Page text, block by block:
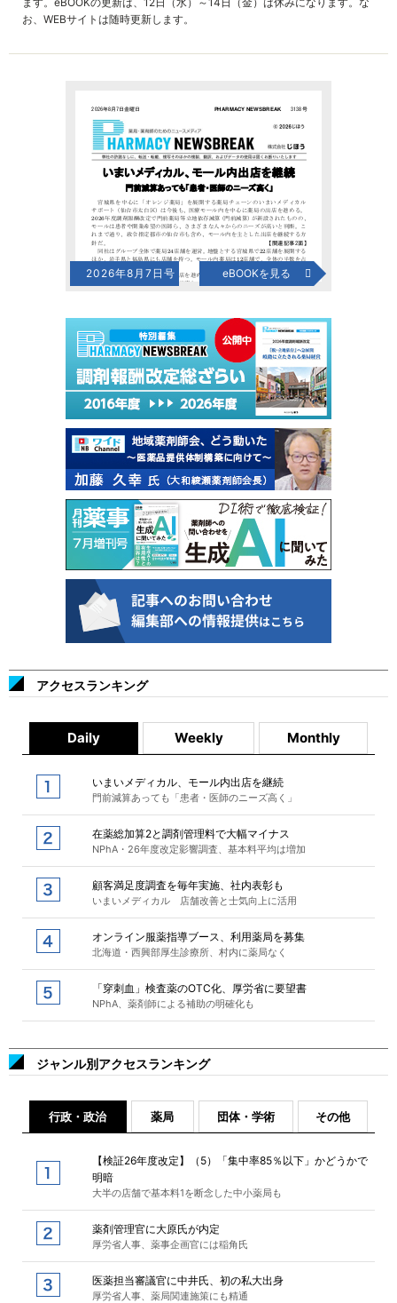
お、WEBサイトは随時更新します。
2026年8月7日号 eBOOKを見る
アクセスランキング
Daily Weekly Monthly
いまいメディカル、モール内出店を継続
門前減算あっても「患者・医師のニーズ高く」
在薬総加算2と調剤管理料で大幅マイナス
NPhA・26年度改定影響調査、基本料平均は増加
顧客満足度調査を毎年実施、社内表彰も
いまいメディカル 店舗改善と士気向上に活用
オンライン服薬指導ブース、利用薬局を募集
北海道・西興部厚生診療所、村内に薬局なく
「穿刺血」検査薬のOTC化、厚労省に要望書
NPhA、薬剤師による補助の明確化も
ジャンル別アクセスランキング
行政・政治 薬局 団体・学術 その他
【検証26年度改定】（5）「集中率85％以下」かどうかで
明暗
大半の店舗で基本料1を断念した中小薬局も
薬剤管理官に大原氏が内定
厚労省人事、薬事企画官には稲角氏
医薬担当審議官に中井氏、初の私大出身
厚労省人事、薬局関連施策にも精通